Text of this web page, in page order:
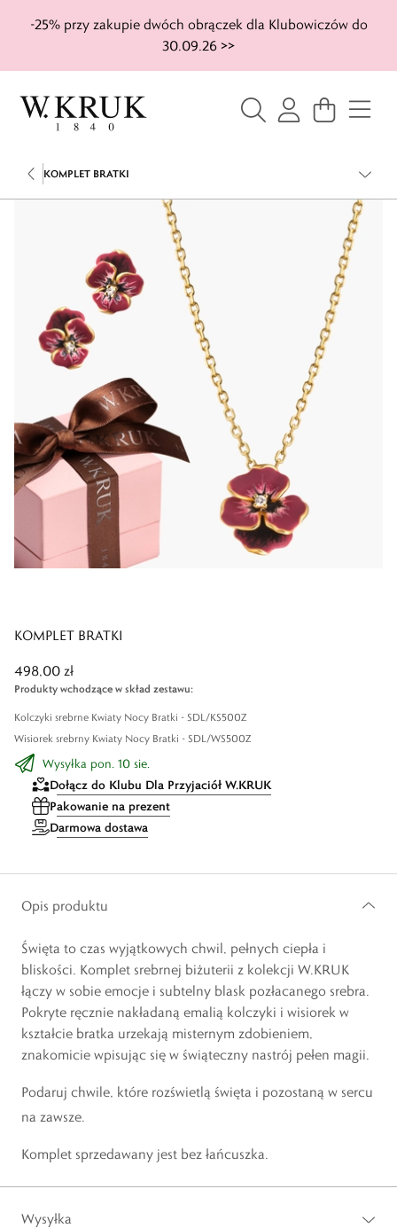
-25% przy zakupie dwóch obrączek dla Klubowiczów do
30.09.26 >>
KOMPLET BRATKI
KOMPLET BRATKI
498,00 zł
Produkty wchodzące w skład zestawu:
Kolczyki srebrne Kwiaty Nocy Bratki - SDL/KS500Z
Wisiorek srebrny Kwiaty Nocy Bratki - SDL/WS500Z
Wysyłka pon. 10 sie.
Dołącz do Klubu Dla Przyjaciół W.KRUK
Pakowanie na prezent
Darmowa dostawa
Opis produktu
Święta to czas wyjątkowych chwil, pełnych ciepła i
bliskości. Komplet srebrnej biżuterii z kolekcji W.KRUK
łączy w sobie emocje i subtelny blask pozłacanego srebra.
Pokryte ręcznie nakładaną emalią kolczyki i wisiorek w
kształcie bratka urzekają misternym zdobieniem,
znakomicie wpisując się w świąteczny nastrój pełen magii.
Podaruj chwile, które rozświetlą święta i pozostaną w sercu
na zawsze.
Komplet sprzedawany jest bez łańcuszka.
Wysyłka